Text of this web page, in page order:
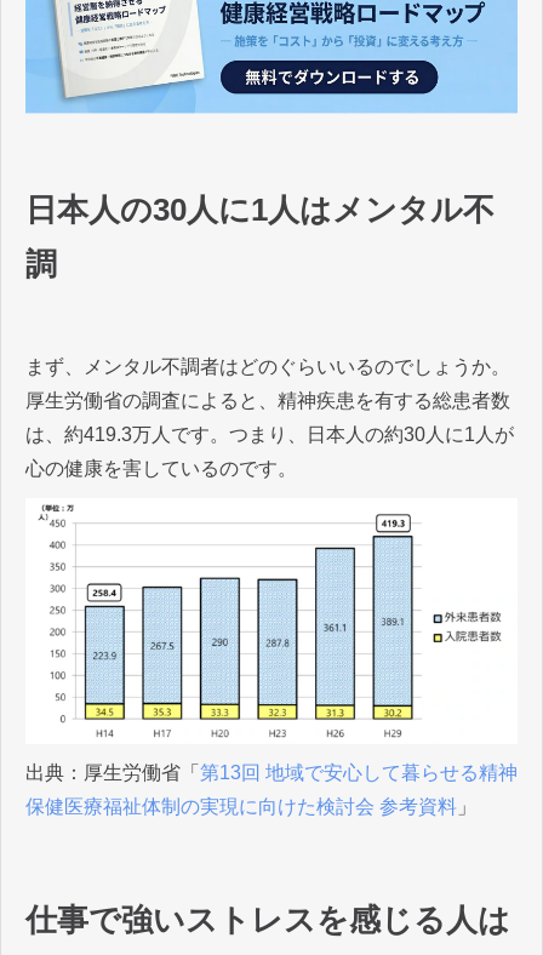
日本人の30人に1人はメンタル不
調
まず、メンタル不調者はどのぐらいいるのでしょうか。
厚生労働省の調査によると、精神疾患を有する総患者数
は、約419.3万人です。つまり、日本人の約30人に1人が
心の健康を害しているのです。
出典：厚生労働省「 第13回 地域で安心して暮らせる精神
保健医療福祉体制の実現に向けた検討会 参考資料 」
仕事で強いストレスを感じる人は